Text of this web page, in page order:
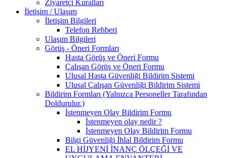
Ziyaretçi Kuralları
İletişim / Ulaşım
İletişim Bilgileri
Telefon Rehberi
Ulaşım Bilgileri
Görüş - Öneri Formları
Hasta Görüş ve Öneri Formu
Çalışan Görüş ve Öneri Formu
Ulusal Hasta Güvenliği Bildirim Sistemi
Ulusal Çalışan Güvenliği Bildirim Sistemi
Bildirim Formları (Yalnızca Personeller Tarafından
Doldurulur.)
İstenmeyen Olay Bildirim Formu
İstenmeyen olay nedir ?
İstenmeyen Olay Bildirim Formu
Bilgi Güvenliği İhlal Bildirim Formu
EL HİJYENİ İNANÇ ÖLÇEĞİ VE